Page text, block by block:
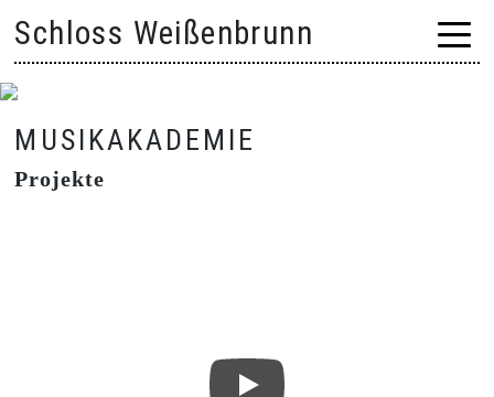
content
Schloss Weißenbrunn
MUSIKAKADEMIE
Projekte